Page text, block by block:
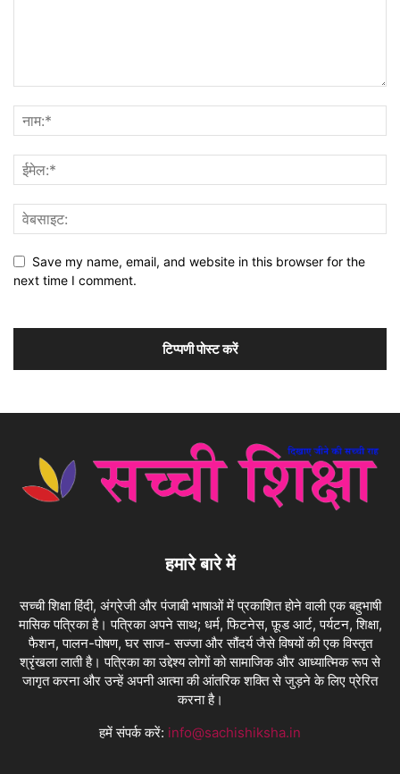
Save my name, email, and website in this browser for the
next time I comment.
हमारे बारे में
सच्ची शिक्षा हिंदी, अंग्रेजी और पंजाबी भाषाओं में प्रकाशित होने वाली एक बहुभाषी
मासिक पत्रिका है। पत्रिका अपने साथ; धर्म, फिटनेस, फ़ूड आर्ट, पर्यटन, शिक्षा,
फैशन, पालन-पोषण, घर साज- सज्जा और सौंदर्य जैसे विषयों की एक विस्तृत
श्रृंखला लाती है। पत्रिका का उद्देश्य लोगों को सामाजिक और आध्यात्मिक रूप से
जागृत करना और उन्हें अपनी आत्मा की आंतरिक शक्ति से जुड़ने के लिए प्रेरित
करना है।
हमें संपर्क करें: info@sachishiksha.in